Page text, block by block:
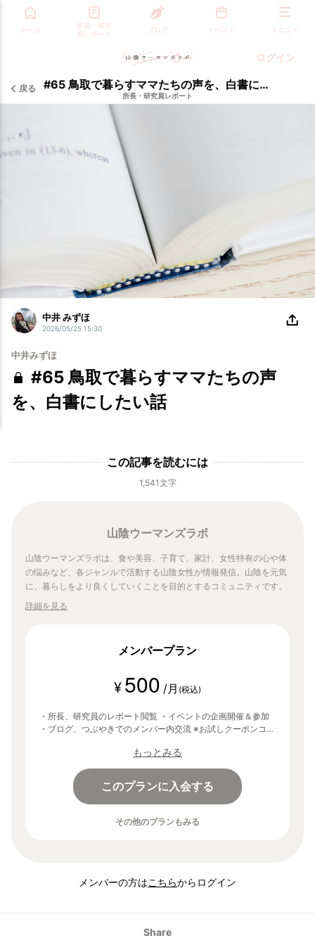
ホーム
所長・研究
員レポート
ブログ イベント メニュー
ログイン
戻る #65 鳥取で暮らすママたちの声を、白書にしたい話
所長・研究員レポート
中井 みずほ
2026/05/25 15:30
中井みずほ
#65 鳥取で暮らすママたちの声
を、白書にしたい話
この記事を読むには
1,541文字
山陰ウーマンズラボ
山陰ウーマンズラボは、食や美容、子育て、家計、女性特有の心や体
の悩みなど、各ジャンルで活動する山陰女性が情報発信。山陰を元気
に、暮らしをより良くしていくことを目的とするコミュニティです。
詳細を見る
メンバープラン
¥ 500 /月 (税込)
・所長、研究員のレポート閲覧 ・イベントの企画開催＆参加
・ブログ、つぶやきでのメンバー内交流 ※お試しクーポンコー
もっとみる
このプランに入会する
その他のプランもみる
メンバーの方はこちらからログイン
Share